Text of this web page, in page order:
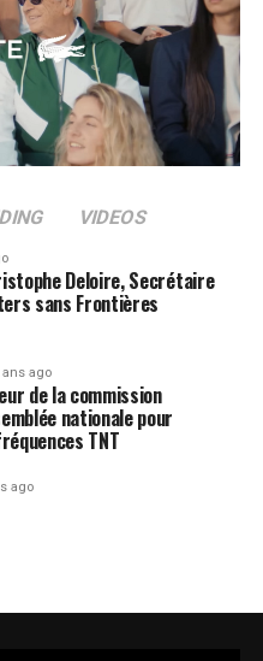
VIDEOS
Deloire, Secrétaire
sans Frontières
ans ago
de la commission
nationale pour
TNT
ago